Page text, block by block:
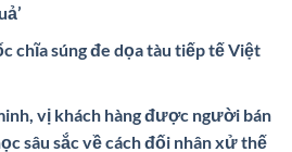
chĩa súng đe dọa tàu tiếp tế Việt
vị khách hàng được người bán
sâu sắc về cách đối nhân xử thế